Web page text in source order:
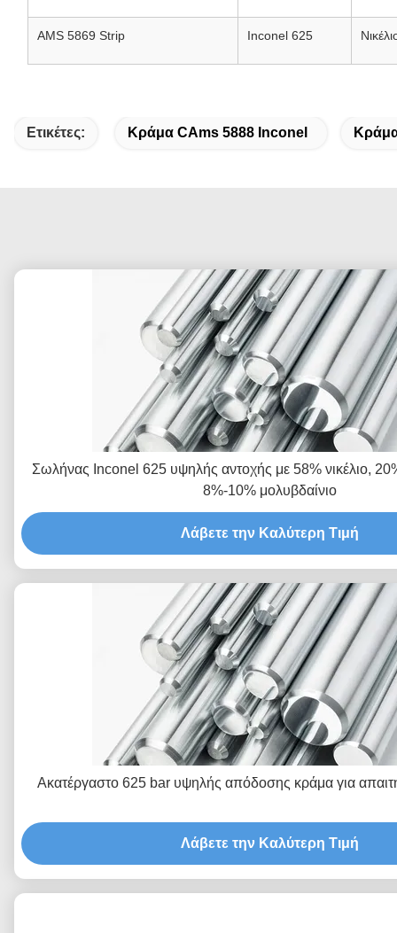
AMS 5869 Strip Inconel 625
Ετικέτες: Κράμα CAms 5888 Inconel
Σωλήνας Inconel 625 υψηλής αντοχής με 58% νικέλιο,
8%-10% μολυβδαίνιο
Λάβετε την Καλύτερη Τιμή
Ακατέργαστο 625 bar υψηλής απόδοσης κράμα για
Λάβετε την Καλύτερη Τιμή